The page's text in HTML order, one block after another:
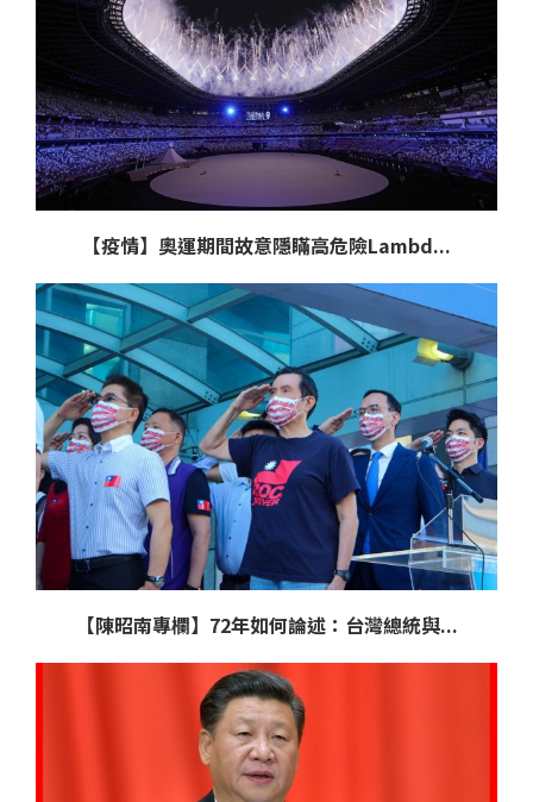
【疫情】奧運期間故意隱瞞高危險Lambd...
【陳昭南專欄】72年如何論述：台灣總統與...